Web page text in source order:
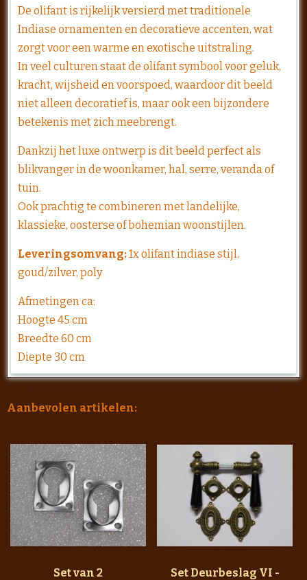
De olifant is rijkelijk versierd met traditionele
Indiase ornamenten en decoratieve accenten, wat
zorgt voor een warme en exotische uitstraling.
In veel culturen staat de olifant symbool voor geluk,
kracht, wijsheid en voorspoed, waardoor dit beeld
niet alleen decoratief is, maar ook een bijzondere
betekenis met zich meebrengt.
Dankzij het luxe ontwerp is dit beeld perfect als
blikvanger in de woonkamer, hal, serre, veranda of
tuin.
Ook prachtig te combineren met landelijke,
klassieke, oosterse of bohemian woonstijlen.
Leveringsomvang:1x olifant indiase stijl,
goud/zilver, poly
Afmetingen ca:
Hoogte 45 cm
Breedte 60 cm
Diepte 30 cm
Aanbevolen artikelen:
Set van 2
Set Deurbeslag VI -